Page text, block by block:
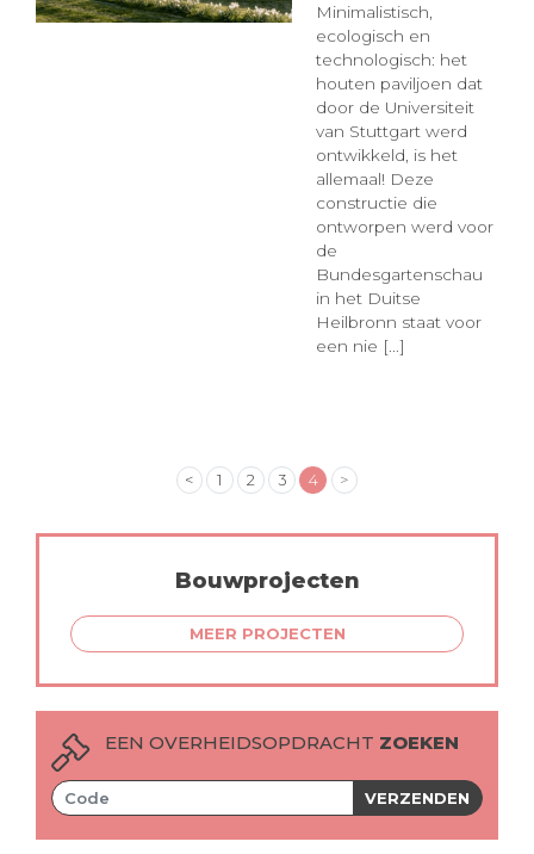
Minimalistisch,
ecologisch en
technologisch: het
houten paviljoen dat
door de Universiteit
van Stuttgart werd
ontwikkeld, is het
allemaal! Deze
constructie die
ontworpen werd voor
de
Bundesgartenschau
in het Duitse
Heilbronn staat voor
een nie [...]
< 1 2 3 4 >
Bouwprojecten
MEER PROJECTEN
EEN OVERHEIDSOPDRACHT ZOEKEN
VERZENDEN